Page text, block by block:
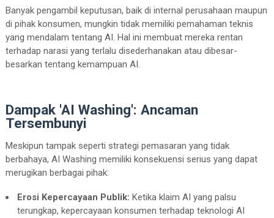
Banyak pengambil keputusan, baik di internal perusahaan maupun
di pihak konsumen, mungkin tidak memiliki pemahaman teknis
yang mendalam tentang AI. Hal ini membuat mereka rentan
terhadap narasi yang terlalu disederhanakan atau dibesar-
besarkan tentang kemampuan AI.
Dampak 'AI Washing': Ancaman
Tersembunyi
Meskipun tampak seperti strategi pemasaran yang tidak
berbahaya, AI Washing memiliki konsekuensi serius yang dapat
merugikan berbagai pihak:
Erosi Kepercayaan Publik: Ketika klaim AI yang palsu
terungkap, kepercayaan konsumen terhadap teknologi AI